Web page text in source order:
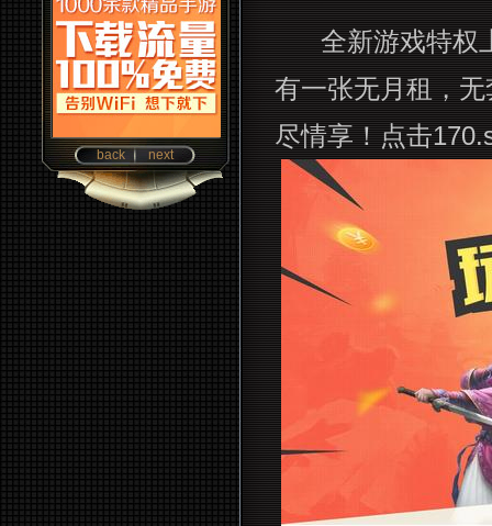
back next
全新游戏特权
有一张无月租，
尽情享！点击